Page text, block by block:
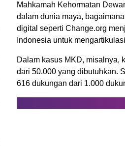
Mahkamah Kehormatan
dalam dunia maya,
digital seperti Change.org
Indonesia untuk
Dalam kasus MKD, misalnya,
dari 50.000 yang dibutuhkan.
616 dukungan dari 1.000